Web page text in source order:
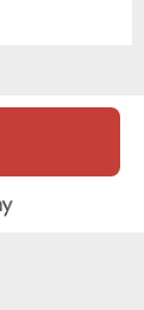
in onze
cookie